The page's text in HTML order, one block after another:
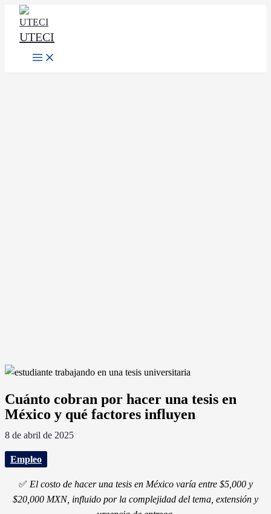
contenido
UTECI
Main
Menu
Cuánto cobran por hacer una tesis en
México y qué factores influyen
8 de abril de 2025
Empleo
✅ El costo de hacer una tesis en México varía entre $5,000 y
$20,000 MXN, influido por la complejidad del tema, extensión y